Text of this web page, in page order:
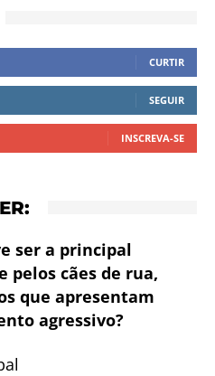
CURTIR
SEGUIR
INSCREVA-SE
ser a principal
pelos cães de rua,
que apresentam
agressivo?